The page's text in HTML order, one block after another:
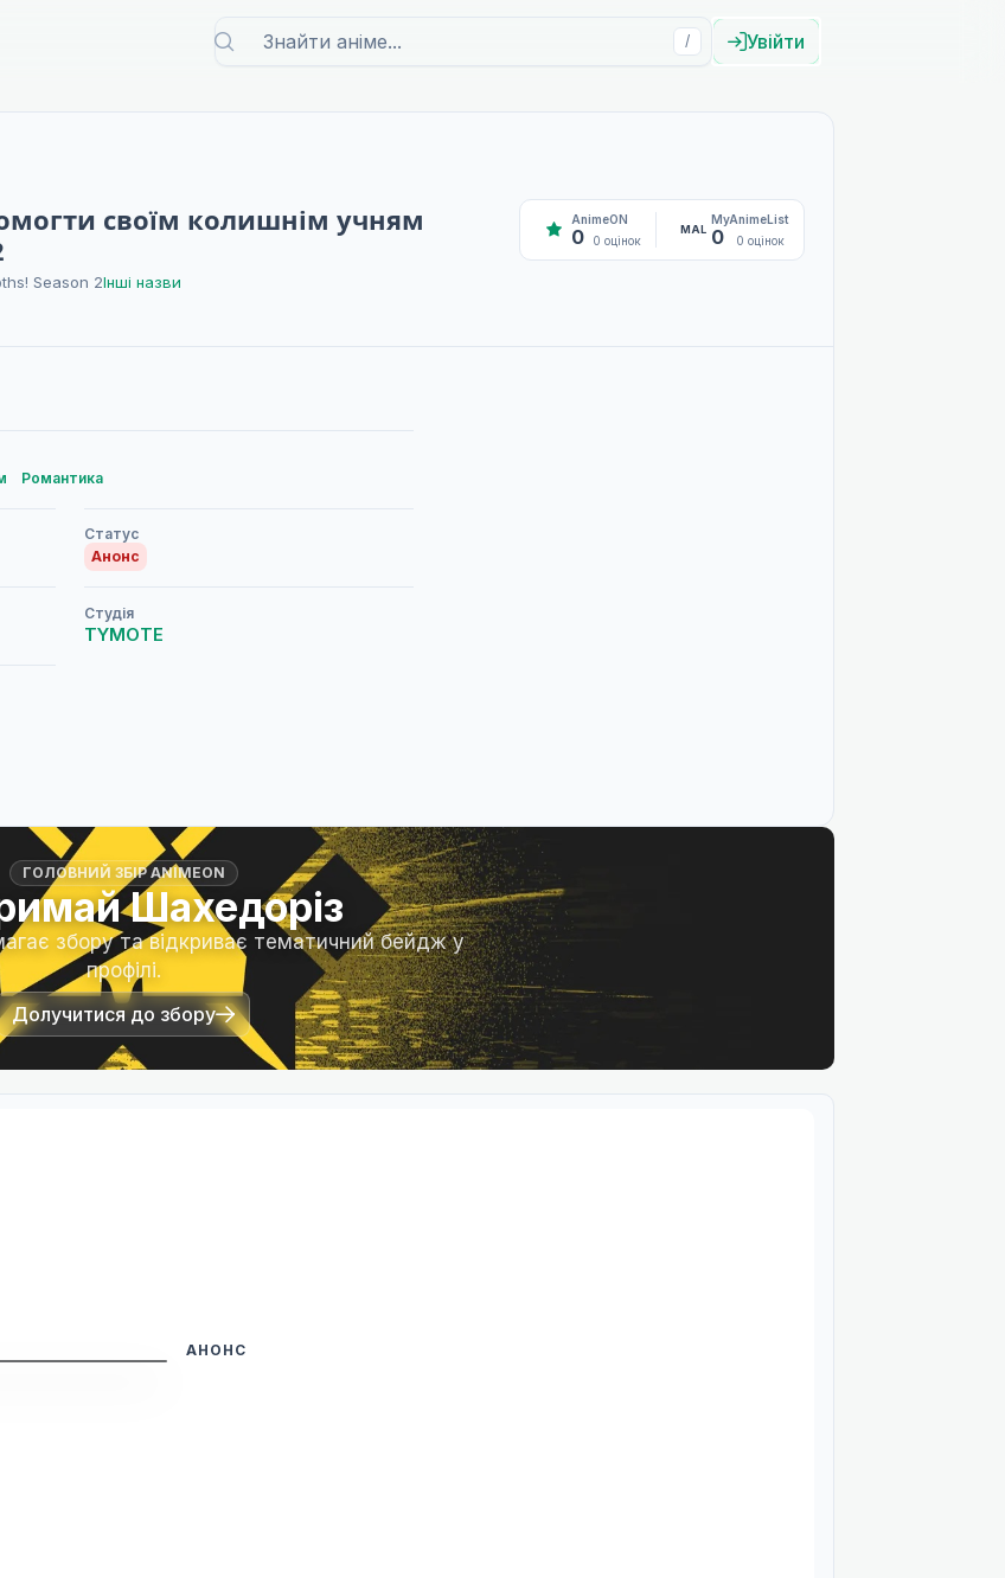
/ Увійти
своїм колишнім учням
Season 2Інші назви
AnimeON
0 0 оцінок
MAL
MyAnimeList
0 0 оцінок
Романтика
Статус
Анонс
Студія
TYMOTE
ГОЛОВНИЙ ЗБІР ANIMEON
Шахедоріз
збору та відкриває тематичний бейдж у
профілі.
Долучитися до збору
АНОНС